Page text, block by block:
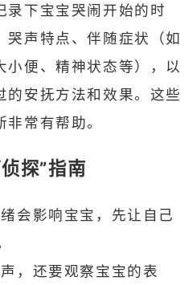
录下宝宝哭闹开始的时
哭声特点、伴随症状（如
小便、精神状态等），以
的安抚方法和效果。这些
常有帮助。
探”指南
会影响宝宝，先让自己
，还要观察宝宝的表